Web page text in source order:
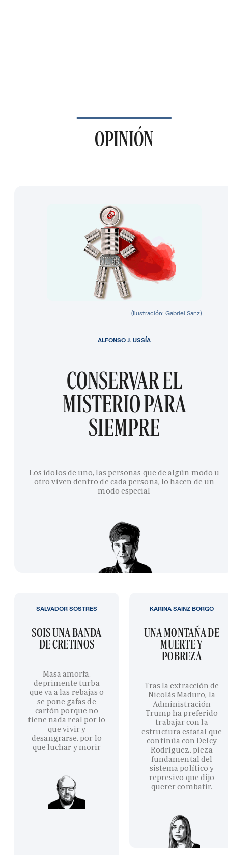
OPINIÓN
(Ilustración: Gabriel Sanz)
CONSERVAR EL
MISTERIO PARA
SIEMPRE
Los ídolos de uno, las personas que de algún modo u
otro viven dentro de cada persona, lo hacen de un
modo especial
ALFONSO J. USSÍA
SOIS UNA BANDA
DE CRETINOS
Masa amorfa,
deprimente turba
que va a las rebajas o
se pone gafas de
cartón porque no
tiene nada real por lo
que vivir y
desangrarse, por lo
que luchar y morir
SALVADOR SOSTRES
UNA MONTAÑA DE
MUERTE Y
POBREZA
Tras la extracción de
Nicolás Maduro, la
Administración
Trump ha preferido
trabajar con la
estructura estatal que
continúa con Delcy
Rodríguez, pieza
fundamental del
sistema político y
represivo que dijo
querer combatir.
KARINA SAINZ BORGO